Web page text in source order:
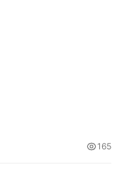
165